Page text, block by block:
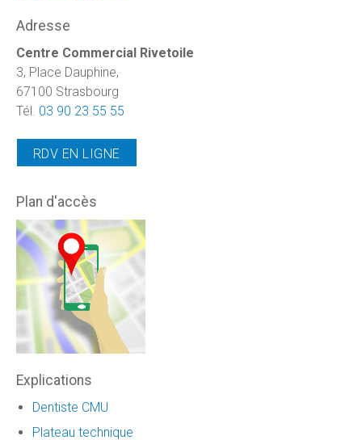
Adresse
Centre Commercial Rivetoile
3, Place Dauphine,
67100 Strasbourg
Tél. 03 90 23 55 55
RDV EN LIGNE
Plan d'accès
Explications
Dentiste CMU
Plateau technique